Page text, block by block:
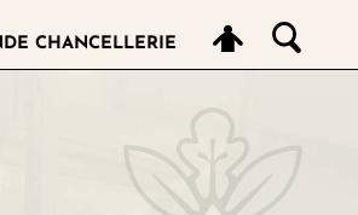
CHANCELLERIE